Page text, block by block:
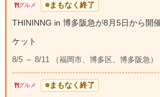
グルメ まもなく終了
THININNG in 博多阪急が8月5日から開
ケット
8/5 ～ 8/11 （福岡市、博多区、博多阪急）
グルメ まもなく終了